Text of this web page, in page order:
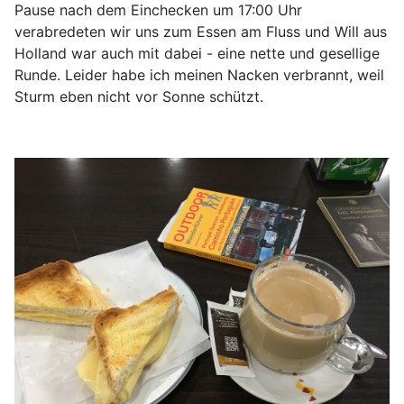
Pause nach dem Einchecken um 17:00 Uhr
verabredeten wir uns zum Essen am Fluss und Will aus
Holland war auch mit dabei - eine nette und gesellige
Runde. Leider habe ich meinen Nacken verbrannt, weil
Sturm eben nicht vor Sonne schützt.